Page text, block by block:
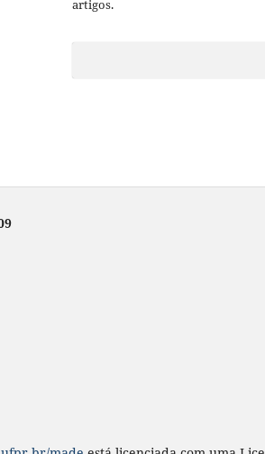
artigos.